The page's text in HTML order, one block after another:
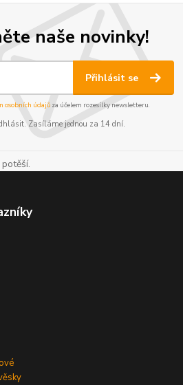
naše novinky!
Přihlásit se
osobních údajůza účelem rozesílky newsletteru.
Zasíláme jednou za 14 dní.